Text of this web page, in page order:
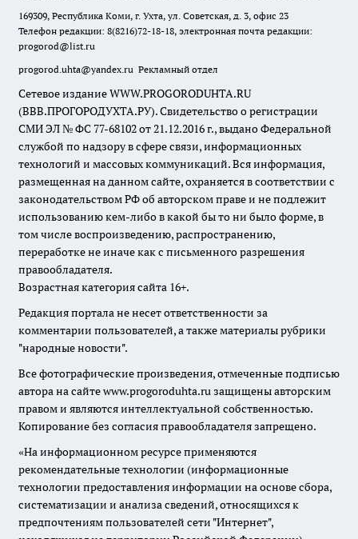
169309, Республика Коми, г. Ухта, ул. Советская, д. 3, офис 23
Телефон редакции: 8(8216)72-18-18, электронная почта редакции:
progorod@list.ru
progorod.uhta@yandex.ru Рекламный отдел
Сетевое издание WWW.PROGORODUHTA.RU
(ВВВ.ПРОГОРОДУХТА.РУ). Свидетельство о регистрации
СМИ ЭЛ № ФС 77-68102 от 21.12.2016 г., выдано Федеральной
службой по надзору в сфере связи, информационных
технологий и массовых коммуникаций. Вся информация,
размещенная на данном сайте, охраняется в соответствии с
законодательством РФ об авторском праве и не подлежит
использованию кем-либо в какой бы то ни было форме, в
том числе воспроизведению, распространению,
переработке не иначе как с письменного разрешения
правообладателя.
Возрастная категория сайта 16+.
Редакция портала не несет ответственности за
комментарии пользователей, а также материалы рубрики
"народные новости".
Все фотографические произведения, отмеченные подписью
автора на сайте www.progoroduhta.ru защищены авторским
правом и являются интеллектуальной собственностью.
Копирование без согласия правообладателя запрещено.
«На информационном ресурсе применяются
рекомендательные технологии (информационные
технологии предоставления информации на основе сбора,
систематизации и анализа сведений, относящихся к
предпочтениям пользователей сети "Интернет",